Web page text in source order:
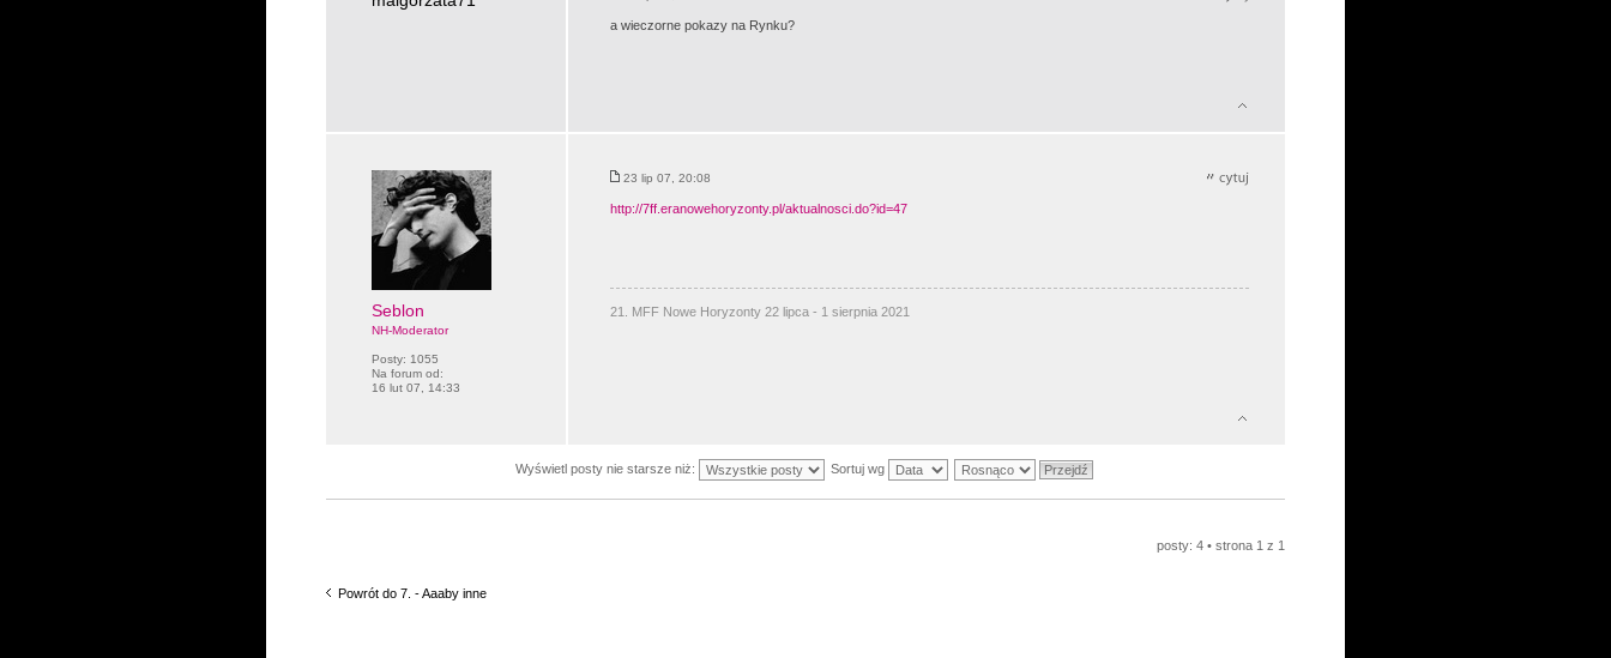
a wieczorne pokazy na Rynku?
Seblon
NH-Moderator
Posty: 1055
Na forum od:
16 lut 07, 14:33
23 lip 07, 20:08
http://7ff.eranowehoryzonty.pl/aktualnosci.do?id=47
21. MFF Nowe Horyzonty 22 lipca - 1 sierpnia 2021
Wyświetl posty nie starsze niż: Sortuj wg
posty: 4 • strona 1 z 1
Powrót do 7. - Aaaby inne